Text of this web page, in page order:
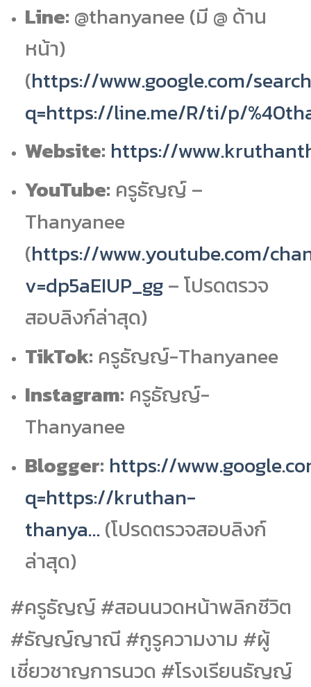
Line: @thanyanee (มี @ ด้าน
หน้า)
(https://www.google.com/
q=https://line.me/R/ti/p/
Website: https://
YouTube: ครูธัญญ์ –
Thanyanee
(https://www.youtube.com/
v=dp5aEIUP_gg– โปรดตรวจ
สอบลิงก์ล่าสุด)
TikTok: ครูธัญญ์-Thanyanee
Instagram: ครูธัญญ์-
Thanyanee
Blogger: https://
q=https://kruthan-
thanya…(โปรดตรวจสอบลิงก์
ล่าสุด)
#ครูธัญญ์ #สอนนวดหน้าพลิกชีวิต
#ธัญญ์ญาณี #กูรูความงาม #ผู้
เชี่ยวชาญการนวด #โรงเรียนธัญญ์